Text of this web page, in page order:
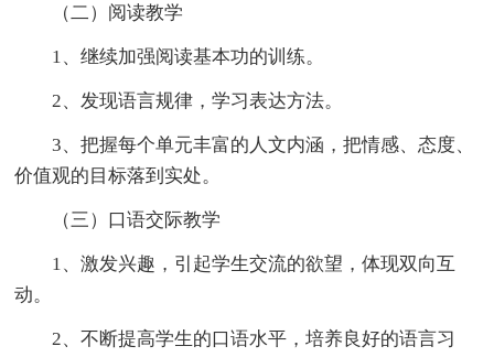
（二）阅读教学
1、继续加强阅读基本功的训练。
2、发现语言规律，学习表达方法。
3、把握每个单元丰富的人文内涵，把情感、态度、
价值观的目标落到实处。
（三）口语交际教学
1、激发兴趣，引起学生交流的欲望，体现双向互
动。
2、不断提高学生的口语水平，培养良好的语言习